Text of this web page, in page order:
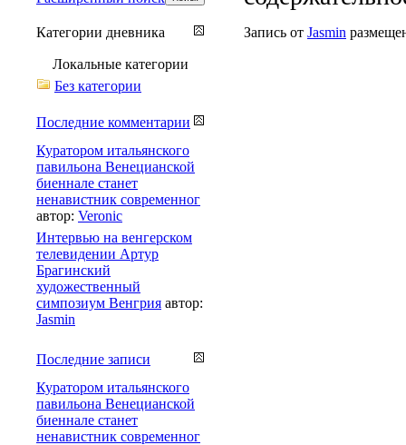
Запись от Jasmin
Категории дневника
Локальные категории
Без категории
Последние комментарии
Куратором итальянского
павильона Венецианской
биеннале станет
ненавистник современног
автор: Veronic
Интервью на венгерском
телевидении Артур
Брагинский
художественный
симпозиум Венгрия автор:
Jasmin
Последние записи
Куратором итальянского
павильона Венецианской
биеннале станет
ненавистник современног